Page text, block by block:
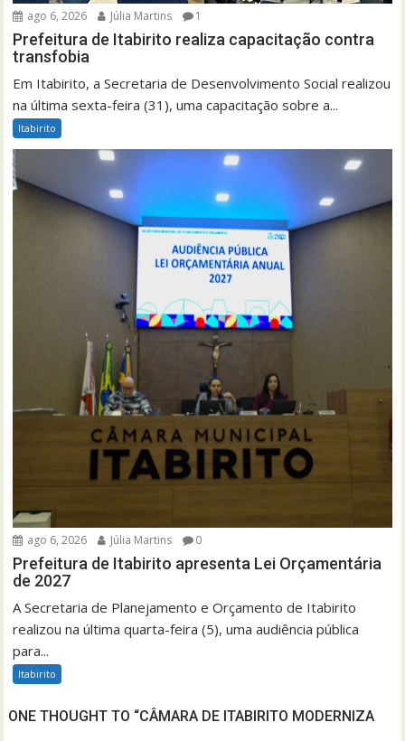
ago 6, 2026 Júlia Martins 1
Prefeitura de Itabirito realiza capacitação contra
transfobia
Em Itabirito, a Secretaria de Desenvolvimento Social realizou
na última sexta-feira (31), uma capacitação sobre a...
Itabirito
ago 6, 2026 Júlia Martins 0
Prefeitura de Itabirito apresenta Lei Orçamentária
de 2027
A Secretaria de Planejamento e Orçamento de Itabirito
realizou na última quarta-feira (5), uma audiência pública
para...
Itabirito
ONE THOUGHT TO “CÂMARA DE ITABIRITO MODERNIZA